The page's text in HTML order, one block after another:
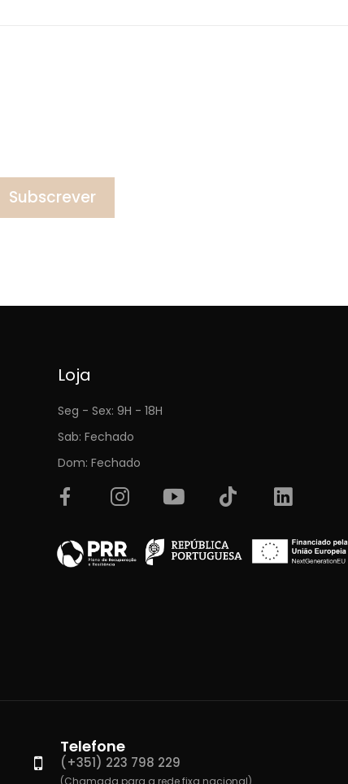
Subscrever
Loja
Seg - Sex: 9H - 18H
Sab: Fechado
Dom: Fechado
Telefone
(+351) 223 798 229